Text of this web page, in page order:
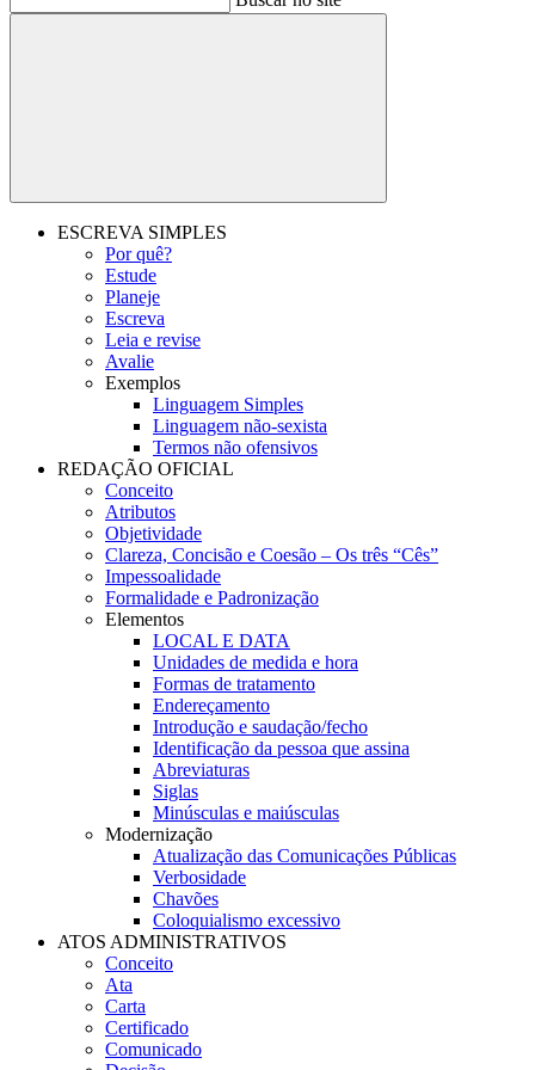
Buscar
ESCREVA SIMPLES
Por quê?
Estude
Planeje
Escreva
Leia e revise
Avalie
Exemplos
Linguagem Simples
Linguagem não-sexista
Termos não ofensivos
REDAÇÃO OFICIAL
Conceito
Atributos
Objetividade
Clareza, Concisão e Coesão – Os três “Cês”
Impessoalidade
Formalidade e Padronização
Elementos
LOCAL E DATA
Unidades de medida e hora
Formas de tratamento
Endereçamento
Introdução e saudação/fecho
Identificação da pessoa que assina
Abreviaturas
Siglas
Minúsculas e maiúsculas
Modernização
Atualização das Comunicações Públicas
Verbosidade
Chavões
Coloquialismo excessivo
ATOS ADMINISTRATIVOS
Conceito
Ata
Carta
Certificado
Comunicado